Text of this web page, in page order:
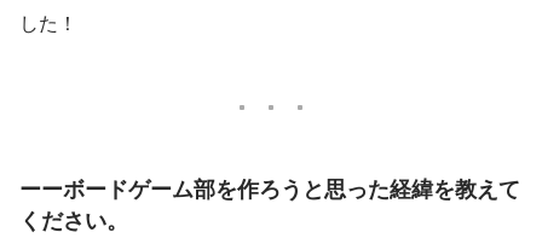
した！
ーーボードゲーム部を作ろうと思った経緯を教えて
ください。